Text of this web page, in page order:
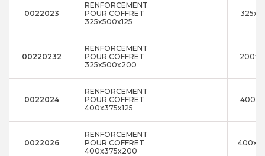
0022023
RENFORCEMENT
POUR COFFRET
325x500x125
00220232
RENFORCEMENT
POUR COFFRET
325x500x200
0022024
RENFORCEMENT
POUR COFFRET
400x375x125
0022026
RENFORCEMENT
POUR COFFRET
400x375x200